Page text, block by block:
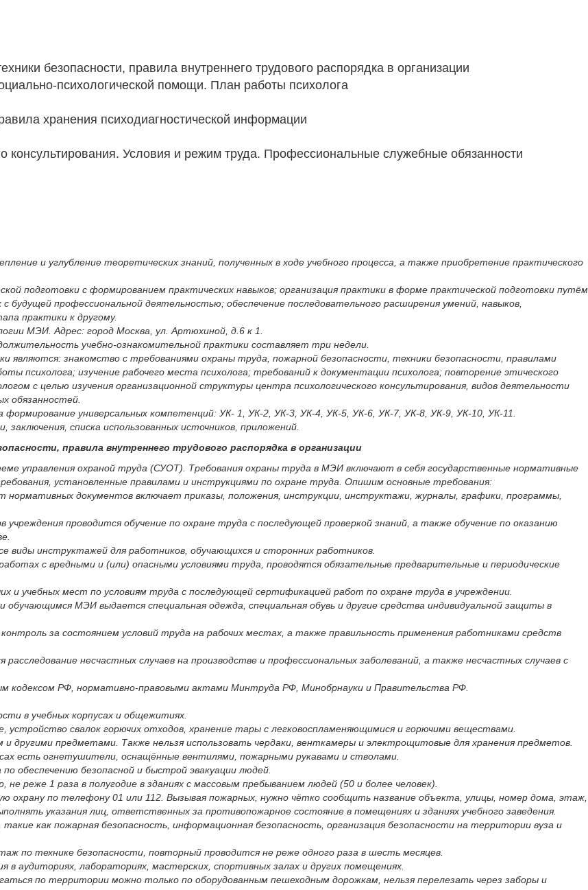
безопасности, правила внутреннего трудового распорядка в организации
психологической помощи. План работы психолога
хранения психодиагностической информации
консультирования. Условия и режим труда. Профессиональные служебные обязанности
и углубление теоретических знаний, полученных в ходе учебного процесса, а также приобретение практического
подготовки с формированием практических навыков; организация практики в форме практической подготовки путём
будущей профессиональной деятельностью; обеспечение последовательного расширения умений, навыков,
практики к другому.
МЭИ. Адрес: город Москва, ул. Артюхиной, д.6 к 1.
учебно-ознакомительной практики составляет три недели.
являются: знакомство с требованиями охраны труда, пожарной безопасности, техники безопасности, правилами
психолога; изучение рабочего места психолога; требований к документации психолога; повторение этического
с целью изучения организационной структуры центра психологического консультирования, видов деятельности
обязанностей.
универсальных компетенций: УК- 1, УК-2, УК-3, УК-4, УК-5, УК-6, УК-7, УК-8, УК-9, УК-10, УК-11.
списка использованных источников, приложений.
правила внутреннего трудового распорядка в организации
управления охраной труда (СУОТ). Требования охраны труда в МЭИ включают в себя государственные нормативные
установленные правилами и инструкциями по охране труда. Опишим основные требования:
нормативных документов включает приказы, положения, инструкции, инструктажи, журналы, графики, программы,
учреждения проводится обучение по охране труда с последующей проверкой знаний, а также обучение по оказанию
виды инструктажей для работников, обучающихся и сторонних работников.
с вредными и (или) опасными условиями труда, проводятся обязательные предварительные и периодические
и учебных мест по условиям труда с последующей сертификацией работ по охране труда в учреждении.
обучающимся МЭИ выдается специальная одежда, специальная обувь и другие средства индивидуальной защиты в
за состоянием условий труда на рабочих местах, а также правильность применения работниками средств
несчастных случаев на производстве и профессиональных заболеваний, а также несчастных случаев с
кодексом РФ, нормативно-правовыми актами Минтруда РФ, Минобрнауки и Правительства РФ.
в учебных корпусах и общежитиях.
свалок горючих отходов, хранение тары с легковоспламеняющимися и горючими веществами.
другими предметами. Также нельзя использовать чердаки, венткамеры и электрощитовые для хранения предметов.
есть огнетушители, оснащённые вентилями, пожарными рукавами и стволами.
обеспечению безопасной и быстрой эвакуации людей.
реже 1 раза в полугодие в зданиях с массовым пребыванием людей (50 и более человек).
охрану по телефону 01 или 112. Вызывая пожарных, нужно чётко сообщить название объекта, улицы, номер дома, этаж,
указания лиц, ответственных за противопожарное состояние в помещениях и зданиях учебного заведения.
как пожарная безопасность, информационная безопасность, организация безопасности на территории вуза и
по технике безопасности, повторный проводится не реже одного раза в шесть месяцев.
аудиториях, лабораториях, мастерских, спортивных залах и других помещениях.
по территории можно только по оборудованным пешеходным дорожкам, нельзя перелезать через заборы и